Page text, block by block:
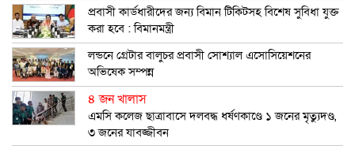
প্রবাসী কার্ডধারীদের জন্য বিমান টিকিটসহ বিশেষ সুবিধা যুক্ত
করা হবে : বিমানমন্ত্রী
লন্ডনে গ্রেটার বালুচর প্রবাসী সোশ্যাল এসোসিয়েশনের
অভিষেক সম্পন্ন
৪ জন খালাস
এমসি কলেজ ছাত্রাবাসে দলবদ্ধ ধর্ষণকাণ্ডে ১ জনের মৃত্যুদণ্ড,
৩ জনের যাবজ্জীবন